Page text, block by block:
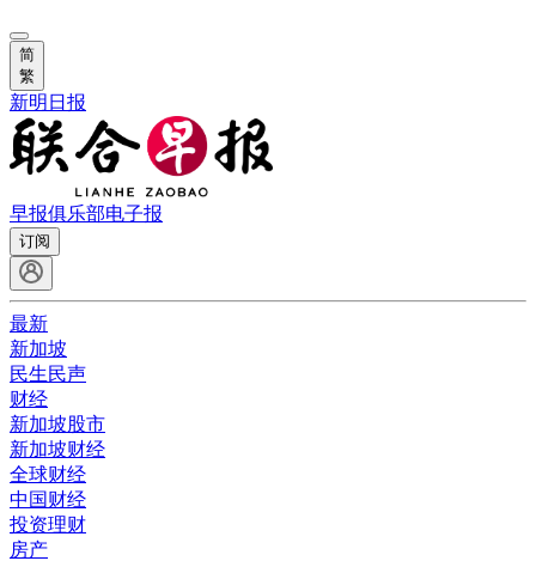
简
繁
新明日报
早报俱乐部电子报
订阅
最新
新加坡
民生民声
财经
新加坡股市
新加坡财经
全球财经
中国财经
投资理财
房产